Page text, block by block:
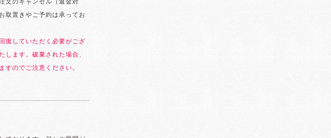
文のキャンセル（返金対
取置きやご予約は承ってお
復していただく必要がござ
します。破棄された場合、
すのでご注意ください。